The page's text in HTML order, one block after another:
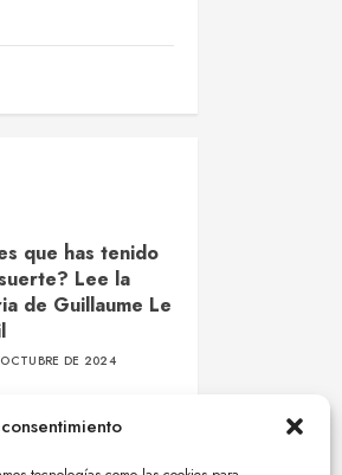
que has tenido
Lee la
de Guillaume Le
OCTUBRE DE 2024
es eso que viene